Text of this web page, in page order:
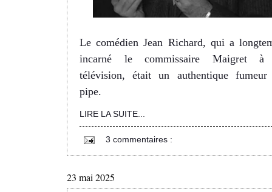
Le comédien Jean Richard, qui a
incarné le commissaire Maigret
télévision, était un authentique fumeur
pipe.
LIRE LA SUITE...
3 commentaires :
23 mai 2025